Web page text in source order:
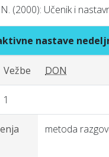
N. (2000): Učenik i
nastave
Vežbe DON
1
metoda